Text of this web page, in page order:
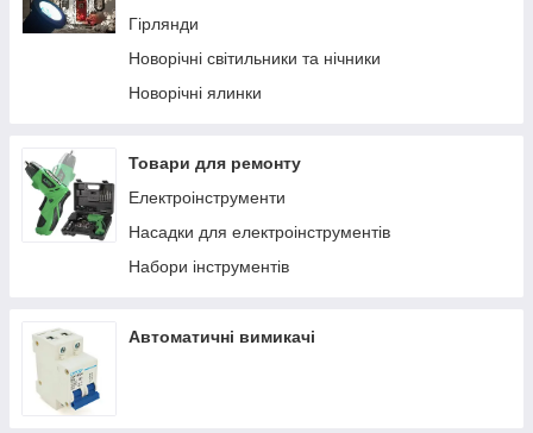
Гірлянди
Новорічні світильники та нічники
Новорічні ялинки
Товари для ремонту
Електроінструменти
Насадки для електроінструментів
Набори інструментів
Автоматичні вимикачі